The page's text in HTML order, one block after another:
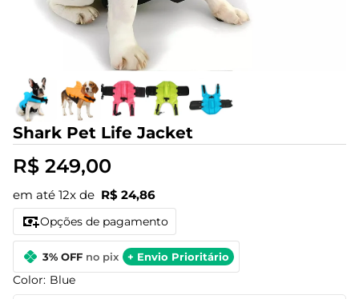
Shark Pet Life Jacket
R$ 249,00
em até 12x de R$ 24,86
Opções de pagamento
3% OFF no pix + Envio Prioritário
Color: Blue